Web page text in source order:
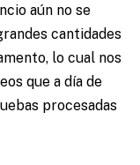
aún no se
cantidades
lo cual nos
que a día de
procesadas